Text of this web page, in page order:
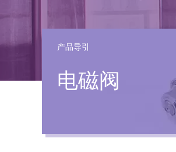
产品导引
电磁阀